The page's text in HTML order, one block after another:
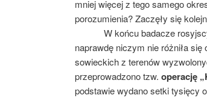
mniej więcej z tego samego
porozumienia? Zaczęły się
W końcu badacze
naprawdę niczym nie różniła
sowieckich z terenów
przeprowadzono tzw. operację
podstawie wydano setki tysięcy